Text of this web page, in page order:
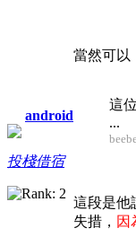
android
投棧借宿
當然可以
這
...
這段是他
失措， 因